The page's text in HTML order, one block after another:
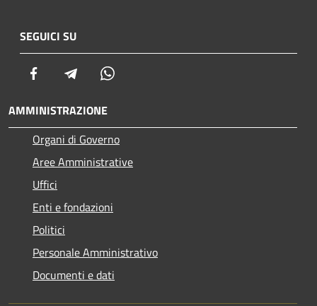
SEGUICI SU
Facebook Telegram
AMMINISTRAZIONE
Organi di Governo
Aree Amministrative
Uffici
Enti e fondazioni
Politici
Personale Amministrativo
Documenti e dati